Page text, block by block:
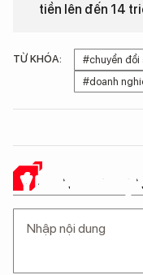
tiền lên đến 14
TỪ KHÓA: #chuyển đổi
#doanh
Ý KIẾN CỦA BẠN